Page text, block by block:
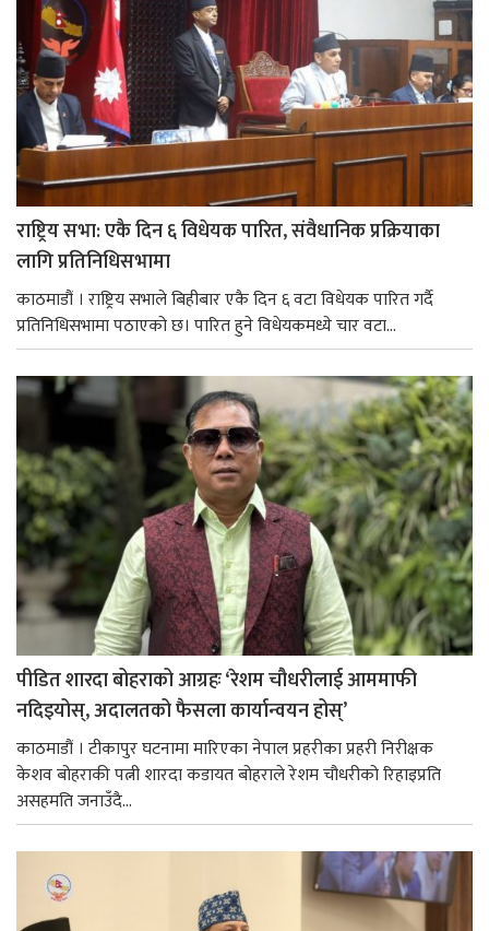
राष्ट्रिय सभा: एकै दिन ६ विधेयक पारित, संवैधानिक प्रक्रियाका
लागि प्रतिनिधिसभामा
काठमाडौं । राष्ट्रिय सभाले बिहीबार एकै दिन ६ वटा विधेयक पारित गर्दै
प्रतिनिधिसभामा पठाएको छ। पारित हुने विधेयकमध्ये चार वटा...
पीडित शारदा बोहराको आग्रहः ‘रेशम चौधरीलाई आममाफी
नदिइयोस्, अदालतको फैसला कार्यान्वयन होस्’
काठमाडौं । टीकापुर घटनामा मारिएका नेपाल प्रहरीका प्रहरी निरीक्षक
केशव बोहराकी पत्नी शारदा कडायत बोहराले रेशम चौधरीको रिहाइप्रति
असहमति जनाउँदै...